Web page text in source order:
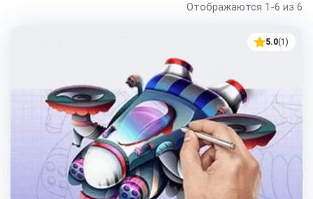
Отображаются 1-6 из 6
5.0(1)